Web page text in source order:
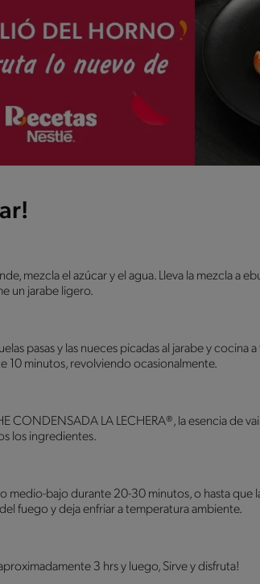
mezcla el azúcar y el agua. Lleva la mezcla a
un jarabe ligero.
pasas y las nueces picadas al jarabe y cocina
10 minutos, revolviendo ocasionalmente.
CONDENSADA LA LECHERA®, la esencia de
los ingredientes.
medio-bajo durante 20-30 minutos, o hasta que
fuego y deja enfriar a temperatura ambiente.
3 hrs y luego, Sirve y disfruta!